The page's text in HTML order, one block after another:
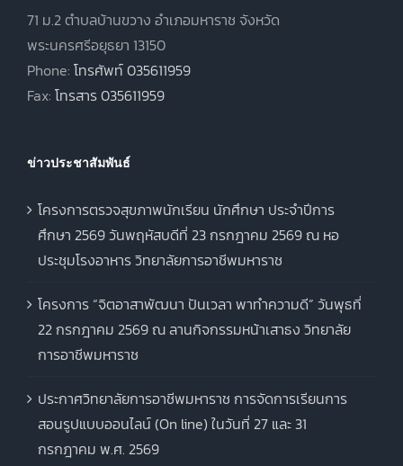
71 ม.2 ตำบลบ้านขวาง อำเภอมหาราช จังหวัด
พระนครศรีอยุธยา 13150
Phone: โทรศัพท์ 035611959
Fax: โทรสาร 035611959
ข่าวประชาสัมพันธ์
โครงการตรวจสุขภาพนักเรียน นักศึกษา ประจำปีการ
ศึกษา 2569 วันพฤหัสบดีที่ 23 กรกฎาคม 2569 ณ หอ
ประชุมโรงอาหาร วิทยาลัยการอาชีพมหาราช
โครงการ “จิตอาสาพัฒนา ปันเวลา พาทำความดี” วันพุธที่
22 กรกฎาคม 2569 ณ ลานกิจกรรมหน้าเสาธง วิทยาลัย
การอาชีพมหาราช
ประกาศวิทยาลัยการอาชีพมหาราช การจัดการเรียนการ
สอนรูปแบบออนไลน์ (On line) ในวันที่ 27 และ 31
กรกฎาคม พ.ศ. 2569